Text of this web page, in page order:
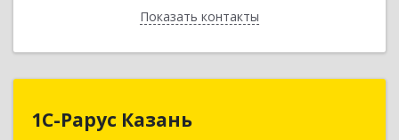
Показать контакты
Назад
1С-Рарус Казань